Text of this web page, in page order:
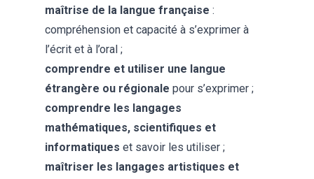
maîtrise de la langue française :
compréhension et capacité à s’exprimer à
l’écrit et à l’oral ;
comprendre et utiliser une langue
étrangère ou régionale pour s’exprimer ;
comprendre les langages
mathématiques, scientifiques et
informatiques et savoir les utiliser ;
maîtriser les langages artistiques et